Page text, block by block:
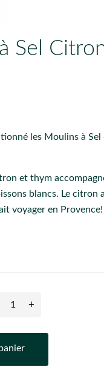
Sel
les Moulins à Sel
et thym
blancs. Le citron
voyager en Provence!
+